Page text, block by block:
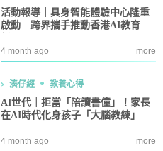
活動報導｜具身智能體驗中心隆重
啟動 跨界攜手推動香港AI教育革
4 month ago more
湊仔經 教養心得
AI世代｜拒當「陪讀書僮」！家長
在AI時代化身孩子「大腦教練」
4 month ago more